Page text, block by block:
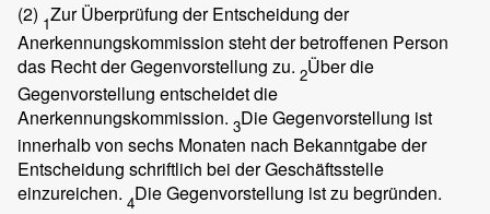
(2) 1Zur Überprüfung der Entscheidung der
Anerkennungskommission steht der betroffenen Person
das Recht der Gegenvorstellung zu. 2Über die
Gegenvorstellung entscheidet die
Anerkennungskommission. 3Die Gegenvorstellung ist
innerhalb von sechs Monaten nach Bekanntgabe der
Entscheidung schriftlich bei der Geschäftsstelle
einzureichen. 4Die Gegenvorstellung ist zu begründen.